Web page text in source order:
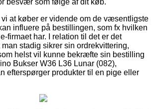
at køber er vidende om de væsentligste
influere på bestillingen, som fx hvilken
firmaet har. I relation til det er det
stadig sikrer sin ordrekvittering,
helst vil kunne bekræfte sin bestilling
Bukser W36 L36 Lunar (082),
efterspørger produkter til en pige eller